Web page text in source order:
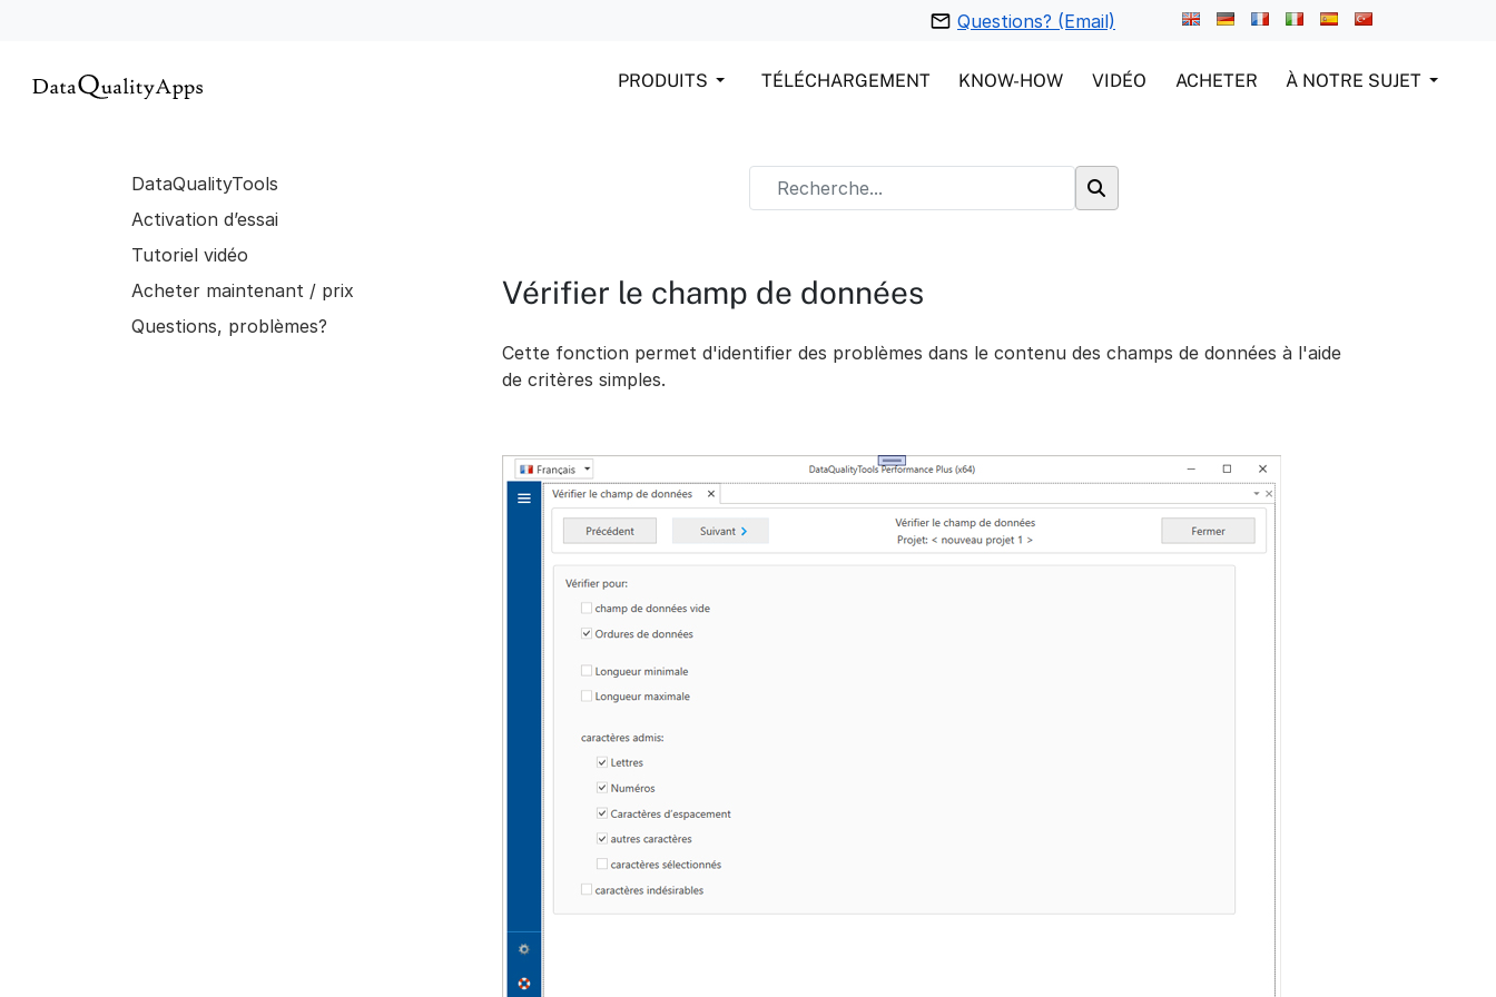
Questions? (Email)
PRODUITS TÉLÉCHARGEMENT KNOW-HOW VIDÉO ACHETER À NOTRE SUJET
DataQualityTools
Activation d’essai
Tutoriel vidéo
Acheter maintenant / prix
Questions, problèmes?
Vérifier le champ de données
Cette fonction permet d'identifier des problèmes dans le contenu des champs de données à l'aide
de critères simples.